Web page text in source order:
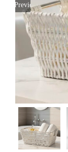
Previous